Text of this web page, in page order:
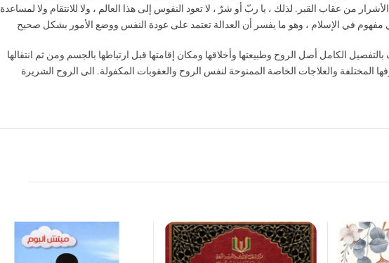
من عقاب القبر. لذلك ، يا ربّ أو شرّ ، لا تعود النفوس إلى هذا العالم ، ولا للانتقام ولا لمساعدة
أي مفهوم في الإسلام ، وهو ما يفسر أن العدالة تعتمد على عودة النفس ووضع الأمور بشكل صحيح
الكامل أصل الروح وطبيعتها وأخلاقها ومكان إقامتها قبل ارتباطها بالجسم ومن ثم انتقالها
المختلفة والعلاجات الخاصة الممنوحة لنفس الروح والعقوبات المكفولة. الى الروح الشريرة